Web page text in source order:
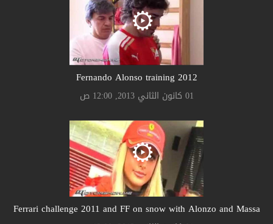
Fernando Alonso training 2012
01 كانون الثاني 2013, 12:00 ص
Ferrari challenge 2011 and FF on snow with Alonzo and Massa